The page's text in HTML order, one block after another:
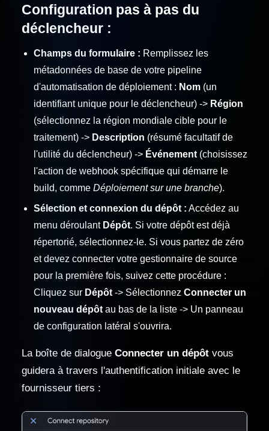
Configuration pas à pas du
déclencheur :
Champs du formulaire : Remplissez les
métadonnées de base de votre pipeline
d'automatisation de déploiement : Nom (un
identifiant unique pour le déclencheur) -> Région
(sélectionnez la région mondiale cible pour le
traitement) -> Description (résumé facultatif de
l'utilité du déclencheur) -> Événement(choisissez
l'action de webhook spécifique qui démarre le
build, comme Déploiement sur une branche).
Sélection et connexion du dépôt : Accédez au
menu déroulant Dépôt. Si votre dépôt est déjà
répertorié, sélectionnez-le. Si vous partez de zéro
et devez connecter votre gestionnaire de source
pour la première fois, suivez cette procédure :
Cliquez sur Dépôt -> Sélectionnez Connecter un
nouveau dépôt au bas de la liste -> Un panneau
de configuration latéral s'ouvrira.
La boîte de dialogue Connecter un dépôt vous
guidera à travers l'authentification initiale avec le
fournisseur tiers :